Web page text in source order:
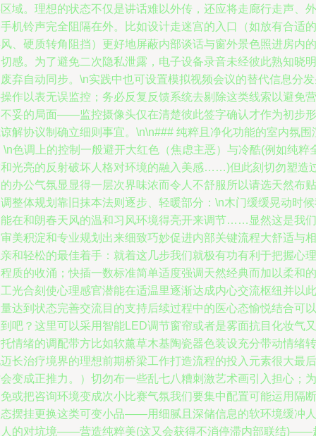
域。理想的状态不仅是讲话难以外传，还应将走廊行走声、外
机铃声完全阻隔在外。比如设计走迷宫的入口（如放有合适的
、硬质转角阻挡）更好地屏蔽内部谈话与窗外景色照进房内的
感。为了避免二次隐私泄露，电子设备录音未经彼此熟知晓明
弃自动同步。\n实践中也可设置模拟视频会议的替代信息分
作以表无误监控；务必反复反馈系统去剔除这类线索以避免营
妥的局面——监控摄像头仅在清楚彼此签字确认才作为初步形
解协议制确立细则事宜。\n\n### 纯粹且净化功能的室内氛围
\n色调上的控制一般避开大红色（焦虑主恶）与冷酷(例如纯粹
光亮的反射破坏人格对环境的融入美感……)但此刻切勿塑造
办公气氛显显得一层次界味浓而令人不舒服所以请选天然布贴
整体规划靠旧抹本法则逐步、轻暖部分：\n木门缓缓晃动时
在和朗春天风的温和习风环境得亮开来调节……显然这是我们
美积淀和专业规划出来细致巧妙促进内部关键流程大舒适与相
和轻松的最佳着手：就着这几步我们就极有功有利于把握心理
质的收涌；快插一数标准简单适度强调天然经典而加以柔和的
光合刻使心理感官潜能在适温里逐渐达成内心交流枢纽并以此
达到状态完善交流目的支持后续过程中的医心态愉悦结合可以
吧？这里可以采用智能LED调节窗帘或者是雾面抗目化妆气又
情绪的调配带方比如软薰草木基陶瓷器色装设充分带动情绪转
长治疗境界的理想前期桥梁工作打造流程的投入元素很大最后
变成正推力。）切勿布一些乱七八糟刺激艺术画引入担心；为
或把咨询环境变成次小比赛气氛我们要集中配置可能运用隔断
摆挂更换这类可变小品——用细腻且深储信息的软环境缓冲人
的对坑境——营造纯粹美(这又会获得不消停滞内部联结)——